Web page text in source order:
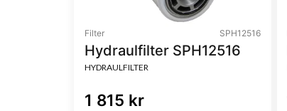
Filter SPH12516
Hydraulfilter SPH12516
HYDRAULFILTER
1 815 kr